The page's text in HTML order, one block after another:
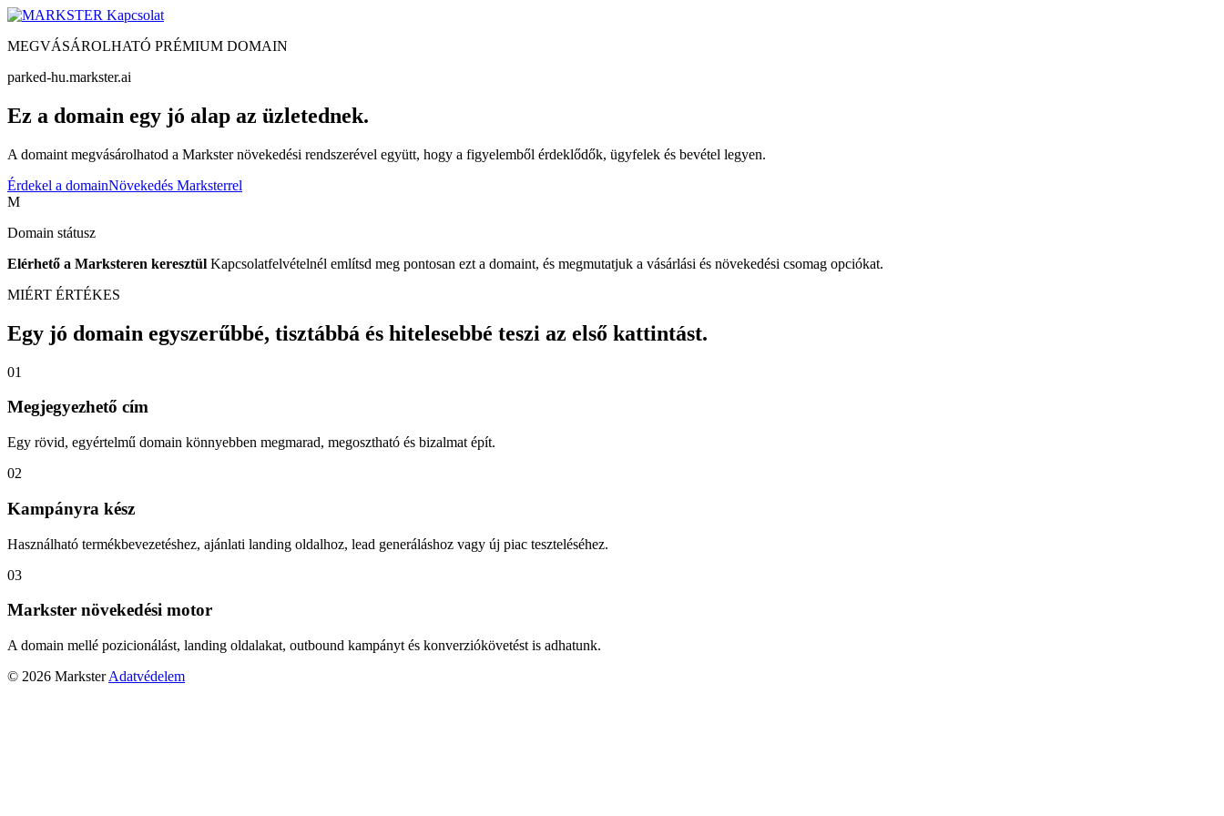
Kapcsolat
MEGVÁSÁROLHATÓ PRÉMIUM DOMAIN
parked-hu.markster.ai
Ez a domain egy jó alap az üzletednek.
A domaint megvásárolhatod a Markster növekedési rendszerével együtt, hogy a figyelemből érdeklődők, ügyfelek és bevétel legyen.
Érdekel a domainNövekedés Marksterrel
M
Domain státusz
Elérhető a Marksteren keresztül Kapcsolatfelvételnél említsd meg pontosan ezt a domaint, és megmutatjuk a vásárlási és növekedési csomag opciókat.
MIÉRT ÉRTÉKES
Egy jó domain egyszerűbbé, tisztábbá és hitelesebbé teszi az első kattintást.
01
Megjegyezhető cím
Egy rövid, egyértelmű domain könnyebben megmarad, megosztható és bizalmat épít.
02
Kampányra kész
Használható termékbevezetéshez, ajánlati landing oldalhoz, lead generáláshoz vagy új piac teszteléséhez.
03
Markster növekedési motor
A domain mellé pozicionálást, landing oldalakat, outbound kampányt és konverziókövetést is adhatunk.
© 2026 Markster Adatvédelem